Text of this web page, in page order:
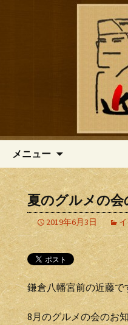
鎌倉の創作
鎌倉の創作和食
メニュー
夏のグルメの
2019年6月3日
鎌倉八幡宮前の近藤で
8月のグルメの会のお